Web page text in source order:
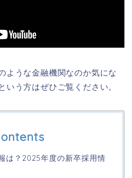
ような金融機関なのか気にな
いう方はぜひご覧ください。
は？2025年度の新卒採用情